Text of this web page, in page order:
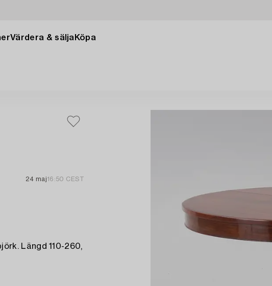
Värdera & sälja Köpa
24 maj16:50 CEST
Längd 110-260,